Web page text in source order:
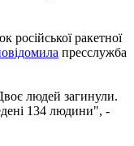
російської ракетної
пресслужба
людей загинули.
134 людини", -